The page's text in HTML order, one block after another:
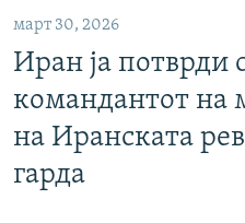
март 30, 2026
Иран ја потврди
командантот на
на Иранската
гарда